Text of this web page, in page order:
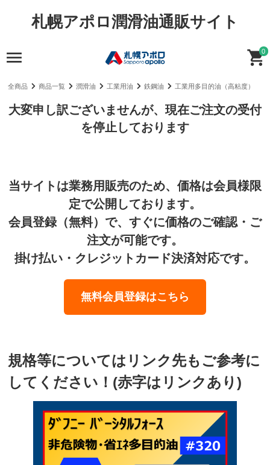
札幌アポロ潤滑油通販サイト
0
全商品 商品一覧 潤滑油 工業用油 鉄鋼油 工業用多目的油（高粘度）
大変申し訳ございませんが、現在ご注文の受付
を停止しております
当サイトは業務用販売のため、価格は会員様限
定で公開しております。
会員登録（無料）で、すぐに価格のご確認・ご
注文が可能です。
掛け払い・クレジットカード決済対応です。
無料会員登録はこちら
規格等についてはリンク先もご参考に
してください！(赤字はリンクあり)